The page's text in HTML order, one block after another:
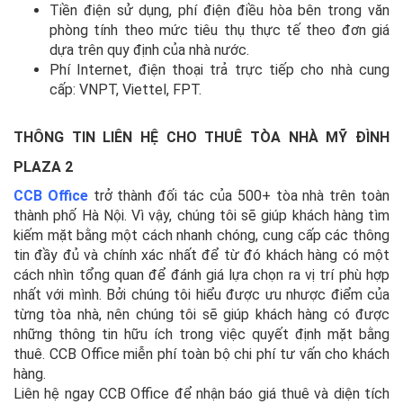
Tiền điện sử dụng, phí điện điều hòa bên trong văn
phòng tính theo mức tiêu thụ thực tế theo đơn giá
dựa trên quy định của nhà nước.
Phí Internet, điện thoại trả trực tiếp cho nhà cung
cấp: VNPT, Viettel, FPT.
THÔNG TIN LIÊN HỆ CHO THUÊ TÒA NHÀ MỸ ĐÌNH
PLAZA 2
CCB Officetrở thành đối tác của 500+ tòa nhà trên toàn
thành phố Hà Nội. Vì vậy, chúng tôi sẽ giúp khách hàng tìm
kiếm mặt bằng một cách nhanh chóng, cung cấp các thông
tin đầy đủ và chính xác nhất để từ đó khách hàng có một
cách nhìn tổng quan để đánh giá lựa chọn ra vị trí phù hợp
nhất với mình. Bởi chúng tôi hiểu được ưu nhược điểm của
từng tòa nhà, nên chúng tôi sẽ giúp khách hàng có được
những thông tin hữu ích trong việc quyết định mặt bằng
thuê. CCB Office miễn phí toàn bộ chi phí tư vấn cho khách
hàng.
Liên hệ ngay CCB Office để nhận báo giá thuê và diện tích